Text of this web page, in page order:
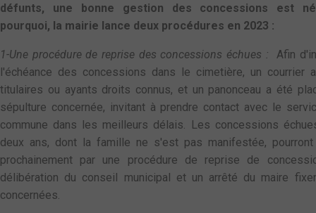
défunts, une bonne gestion des concessions est
pourquoi, la mairie lance deux procédures en 2023 :
1-Une procédure de reprise des concessions échues : Afin
l'échéance des concessions dans le cimetière, un courrier
titulaires ou ayants droits connus, et un panonceau a été
sépulture concernée, invitant à prendre contact avec le
commune dans les meilleurs délais. Les concessions
deux ans, dont la famille ne s'est pas manifestée,
prochainement par une procédure de reprise de
délibération du conseil municipal et un arrêté du maire
concernées.